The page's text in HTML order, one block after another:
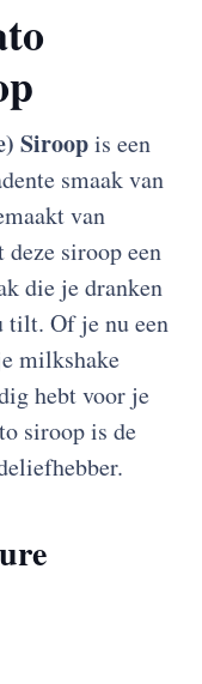
Siroopis een
smaak van
van
siroop een
die je dranken
tilt. Of je nu een
milkshake
hebt voor je
siroop is de